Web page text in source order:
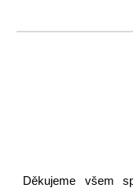
Děkujeme všem